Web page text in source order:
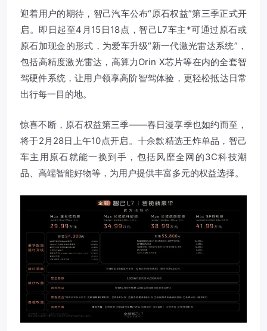
迎着用户的期待，智己汽车公布“原石权益”第三季正式开
启。即日起至4月15日18点，智己L7车主*可通过原石或
原石加现金的形式，为爱车升级“新一代激光雷达系统”，
包括高精度激光雷达，高算力Orin X芯片等在内的全套智
驾硬件系统，让用户领享高阶智驾体验，更轻松抵达日常
出行每一目的地。
惊喜不断，原石权益第三季——春日漫享季也如约而至，
将于2月28日上午10点开启。十余款精选王炸单品，智己
车主用原石就能一换到手，包括风靡全网的3C科技潮
品、高端智能好物等，为用户提供丰富多元的权益选择。